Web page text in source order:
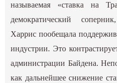
называемая «ставка на
демократический
Харрис пообещала
индустрии. Это
администрации Байдена.
как дальнейшее снижение